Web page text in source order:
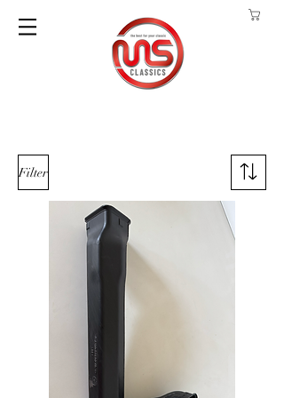
Filter